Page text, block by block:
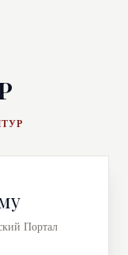
Портал